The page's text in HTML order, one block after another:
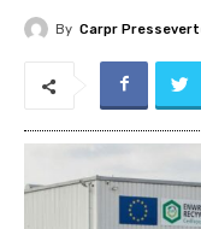
By Carpr